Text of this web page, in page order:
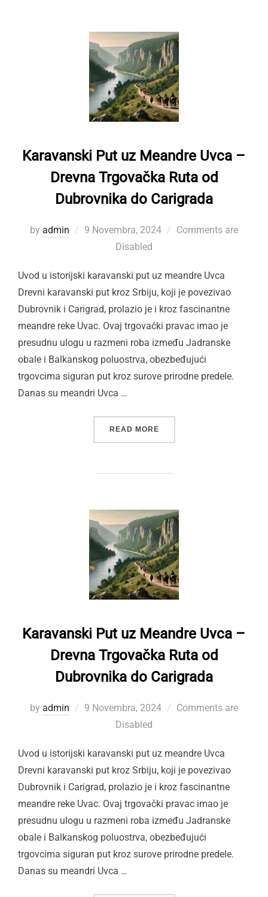
Karavanski Put uz Meandre Uvca –
Drevna Trgovačka Ruta od
Dubrovnika do Carigrada
by admin
Posted
9 Novembra, 2024
Comments are
Disabled
Uvod u istorijski karavanski put uz meandre Uvca
Drevni karavanski put kroz Srbiju, koji je povezivao
Dubrovnik i Carigrad, prolazio je i kroz fascinantne
meandre reke Uvac. Ovaj trgovački pravac imao je
presudnu ulogu u razmeni roba između Jadranske
obale i Balkanskog poluostrva, obezbeđujući
trgovcima siguran put kroz surove prirodne predele.
Danas su meandri Uvca …
READ MORE“KARAVANSKI PUT UZ
Karavanski Put uz Meandre Uvca –
Drevna Trgovačka Ruta od
Dubrovnika do Carigrada
by admin
Posted
9 Novembra, 2024
Comments are
Disabled
Uvod u istorijski karavanski put uz meandre Uvca
Drevni karavanski put kroz Srbiju, koji je povezivao
Dubrovnik i Carigrad, prolazio je i kroz fascinantne
meandre reke Uvac. Ovaj trgovački pravac imao je
presudnu ulogu u razmeni roba između Jadranske
obale i Balkanskog poluostrva, obezbeđujući
trgovcima siguran put kroz surove prirodne predele.
Danas su meandri Uvca …